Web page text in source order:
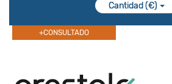
Cantidad (€)
+CONSULTADO